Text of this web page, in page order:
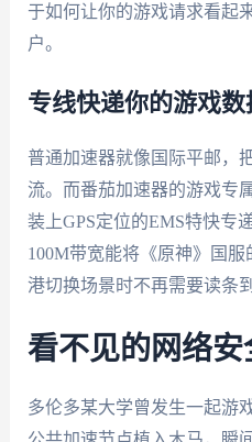
于如何让你的游戏请求看起
户。
专线快递你的游戏数
普通加速器就像国际平邮，
流。而番茄加速器的游戏专
装上GPS定位的EMS特快专
100M带宽能将《原神》国
港切换场景时不再需要读条
看不见的网络安
多伦多某大学曾发生一起游